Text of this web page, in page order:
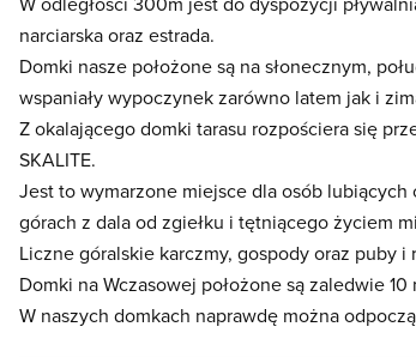
narciarska oraz estrada.
Domki nasze położone są na słonecznym,
wspaniały wypoczynek zarówno latem jak i
Z okalającego domki tarasu rozpościera się
SKALITE.
Jest to wymarzone miejsce dla osób
górach z dala od zgiełku i tętniącego życiem
Liczne góralskie karczmy, gospody oraz puby
Domki na Wczasowej położone są zaledwie
W naszych domkach naprawdę można